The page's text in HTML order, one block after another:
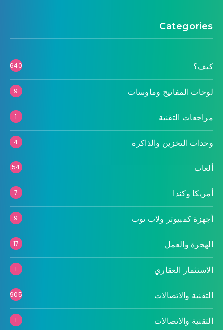
Categories
كيف؟ 640
لوحات المفاتيح وماوسات 9
مراجعات التقنية 1
وحدات التخزين والذاكرة 4
ألعاب 54
أمريكا وكندا 7
أجهزة كمبيوتر ولاب توب 9
الهجرة والعمل 17
الاستثمار العقاري 1
التقنية والاتصالات 905
التقنية والاتصالات 1